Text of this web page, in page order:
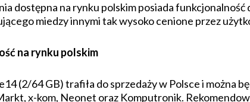
dostępna na rynku polskim posiada
miedzy innymi tak wysoko cenione przez
na rynku polskim
(2/64 GB) trafiła do sprzedaży w Polsce i można
x-kom, Neonet oraz Komputronik.